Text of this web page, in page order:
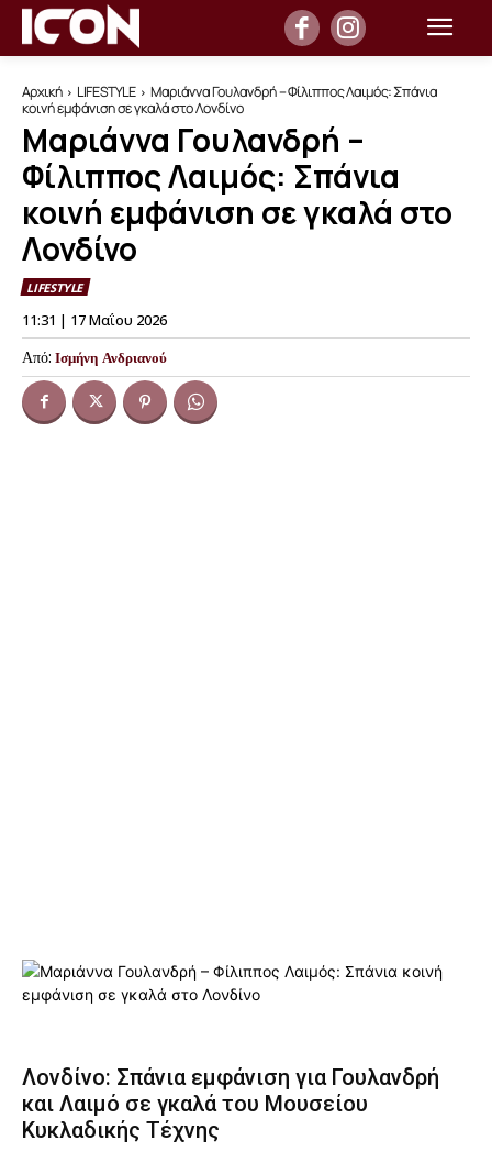
Αρχική LIFESTYLE
Μαριάννα Γουλανδρή – Φίλιππος Λαιμός: Σπάνια
κοινή εμφάνιση σε γκαλά στο Λονδίνο
Μαριάννα Γουλανδρή –
Φίλιππος Λαιμός: Σπάνια
κοινή εμφάνιση σε γκαλά στο
Λονδίνο
LIFESTYLE
11:31 | 17 Μαΐου 2026
Από: Ισμήνη Ανδριανού
Λονδίνο: Σπάνια εμφάνιση για Γουλανδρή
και Λαιμό σε γκαλά του Μουσείου
Κυκλαδικής Τέχνης